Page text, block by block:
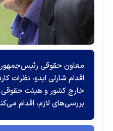
معاون حقوقی
اقدام شارلی ابدو، نظرات
خارج کشور و هیئت
بررسی‌های لازم، اقدام